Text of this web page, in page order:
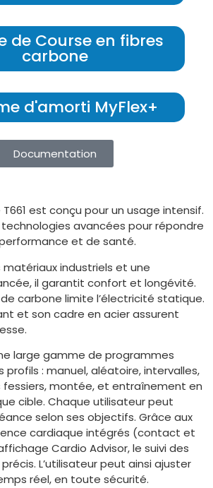
de Course en fibres
carbone
d'amorti MyFlex+
Documentation
est conçu pour un usage intensif.
avancées pour répondre
et de santé.
industriels et une
il garantit confort et longévité.
carbone limite l’électricité statique.
et son cadre en acier assurent
large gamme de programmes
: manuel, aléatoire, intervalles,
montée, et entraînement en
cible. Chaque utilisateur peut
selon ses objectifs. Grâce aux
cardiaque intégrés (contact et
Cardio Advisor, le suivi des
L’utilisateur peut ainsi ajuster
réel, en toute sécurité.